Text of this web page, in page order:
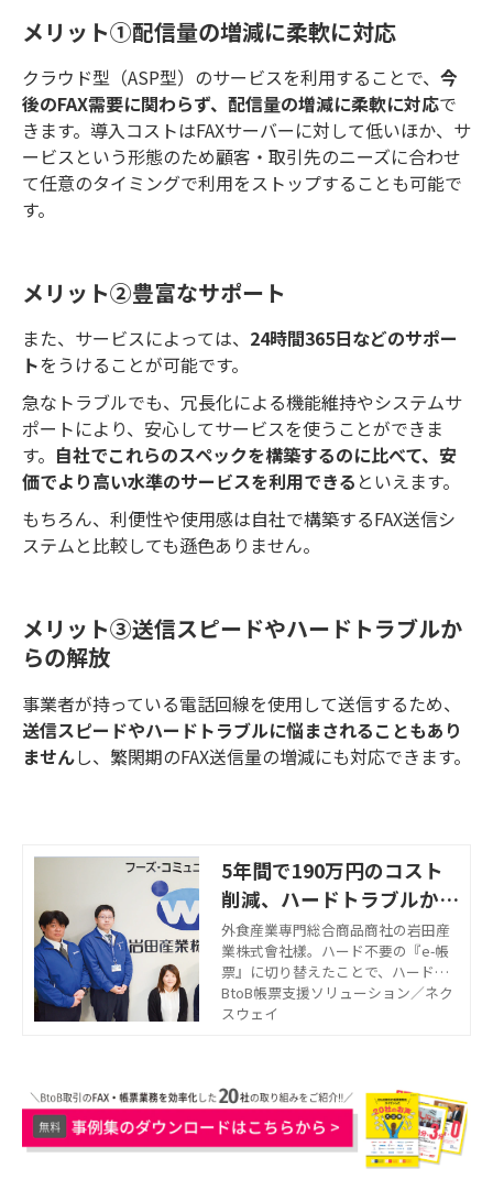
メリット①配信量の増減に柔軟に対応
クラウド型（ASP型）のサービスを利用することで、 今
後のFAX需要に関わらず、配信量の増減に柔軟に対応で
きます。導入コストはFAXサーバーに対して低いほか、サ
ービスという形態のため顧客・取引先のニーズに合わせ
て任意のタイミングで利用をストップすることも可能で
す。
メリット②豊富なサポート
また、サービスによっては、 24時間365日などのサポー
トをうけることが可能です。
急なトラブルでも、冗長化による機能維持やシステムサ
ポートにより、安心してサービスを使うことができま
す。 自社でこれらのスペックを構築するのに比べて、安
価でより高い水準のサービスを利用できる といえます。
もちろん、利便性や使用感は自社で構築するFAX送信シ
ステムと比較しても遜色ありません。
メリット③送信スピードやハードトラブルか
らの解放
事業者が持っている電話回線を使用して送信するため、
送信スピードやハードトラブルに悩まされることもあり
ませんし、繁閑期のFAX送信量の増減にも対応できます。
5年間で190万円のコスト
削減、ハードトラブルから
の解放、各拠点の情報集約
外食産業専門総合商品商社の岩田産
業株式會社樣。ハード不要の『e-帳
票』に切り替えたことで、ハードな
らではのトラブルから解放され、さ
らにこの先5年間で190万円のコスト
BtoB帳票支援ソリューション／ネク
スウェイ